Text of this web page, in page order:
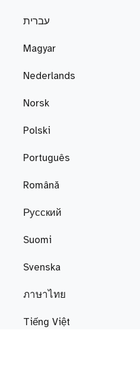
עברית
Magyar
Nederlands
Norsk
Polski
Português
Română
Русский
Suomi
Svenska
ภาษาไทย
Tiếng Việt